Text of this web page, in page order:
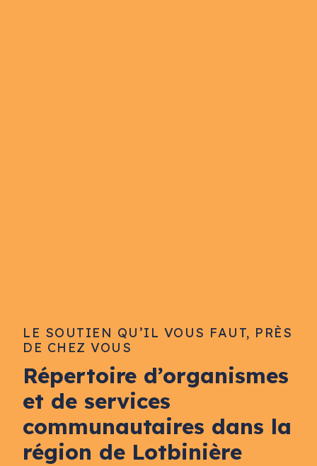
LE SOUTIEN QU’IL VOUS FAUT, PRÈS
DE CHEZ VOUS
Répertoire d’organismes
et de services
communautaires dans la
région de Lotbinière